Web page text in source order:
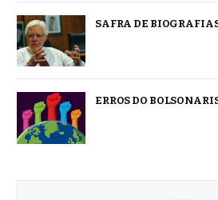
SAFRA DE
ERROS DO